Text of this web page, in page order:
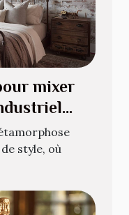
mixer
style, où